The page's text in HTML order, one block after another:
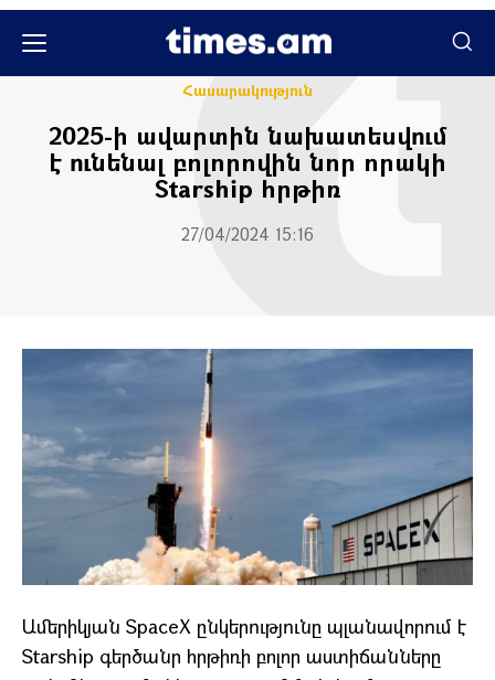
Հասարակություն
2025-ի ավարտին նախատեսվում
է ունենալ բոլորովին նոր որակի
Starship հրթիռ
27/04/2024 15:16
Ամերիկյան SpaceX ընկերությունը պլանավորում է
Starship գերծանր հրթիռի բոլոր աստիճանները